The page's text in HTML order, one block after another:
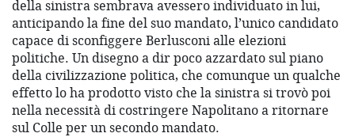
della sinistra sembrava avessero individuato in lui,
anticipando la fine del suo mandato, l’unico candidato
capace di sconfiggere Berlusconi alle elezioni
politiche. Un disegno a dir poco azzardato sul piano
della civilizzazione politica, che comunque un qualche
effetto lo ha prodotto visto che la sinistra si trovò poi
nella necessità di costringere Napolitano a ritornare
sul Colle per un secondo mandato.